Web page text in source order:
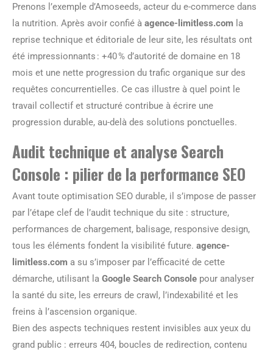
Prenons l’exemple d’Amoseeds, acteur du e-commerce dans
la nutrition. Après avoir confié à agence-limitless.com la
reprise technique et éditoriale de leur site, les résultats ont
été impressionnants : +40 % d’autorité de domaine en 18
mois et une nette progression du trafic organique sur des
requêtes concurrentielles. Ce cas illustre à quel point le
travail collectif et structuré contribue à écrire une
progression durable, au-delà des solutions ponctuelles.
Audit technique et analyse Search
Console : pilier de la performance SEO
Avant toute optimisation SEO durable, il s’impose de passer
par l’étape clef de l’audit technique du site : structure,
performances de chargement, balisage, responsive design,
tous les éléments fondent la visibilité future. agence-
limitless.com a su s’imposer par l’efficacité de cette
démarche, utilisant la Google Search Console pour analyser
la santé du site, les erreurs de crawl, l’indexabilité et les
freins à l’ascension organique.
Bien des aspects techniques restent invisibles aux yeux du
grand public : erreurs 404, boucles de redirection, contenu